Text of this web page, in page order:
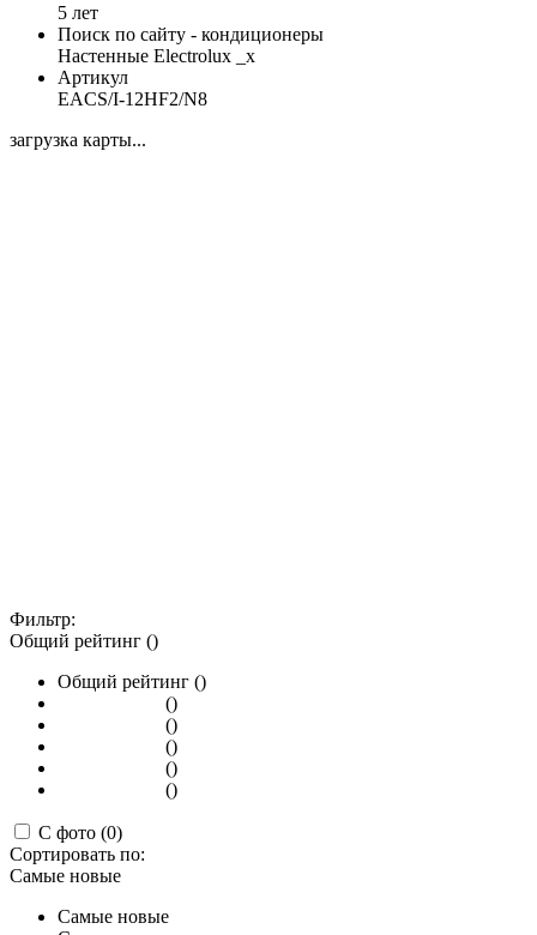
5 лет
Поиск по сайту - кондиционеры
Настенные Electrolux _x
Артикул
EACS/I-12HF2/N8
загрузка карты...
Фильтр:
Общий рейтинг ()
Общий рейтинг ()
()
()
()
()
()
С фото (0)
Сортировать по:
Самые новые
Самые новые